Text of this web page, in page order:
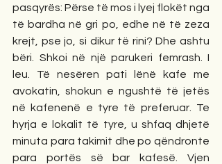
pasqyrës: Përse të mos i lyej flokët nga
të bardha në gri po, edhe në të zeza
krejt, pse jo, si dikur të rini? Dhe ashtu
bëri. Shkoi në një parukeri femrash. I
leu. Të nesëren pati lënë kafe me
avokatin, shokun e ngushtë të jetës
në kafenenë e tyre të preferuar. Te
hyrja e lokalit të tyre, u shfaq dhjetë
minuta para takimit dhe po qëndronte
para portës së bar kafesë. Vjen